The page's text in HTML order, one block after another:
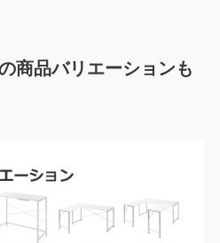
商品バリエーションも